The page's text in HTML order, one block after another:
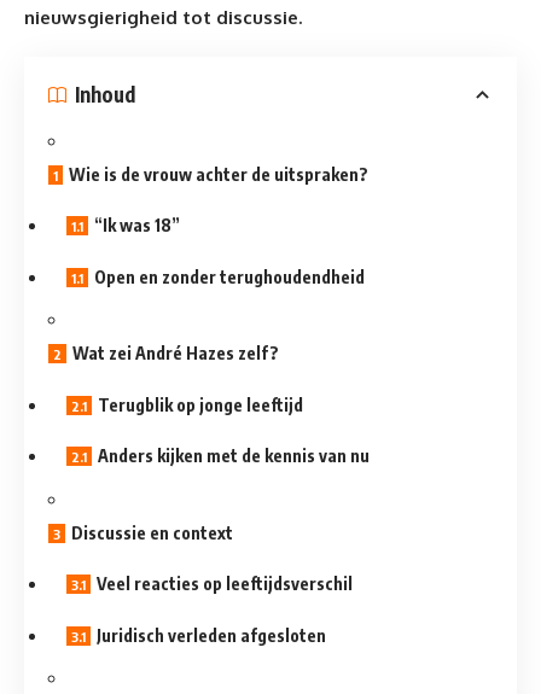
nieuwsgierigheid tot discussie.
Inhoud
Wie is de vrouw achter de uitspraken?
“Ik was 18”
Open en zonder terughoudendheid
Wat zei André Hazes zelf?
Terugblik op jonge leeftijd
Anders kijken met de kennis van nu
Discussie en context
Veel reacties op leeftijdsverschil
Juridisch verleden afgesloten